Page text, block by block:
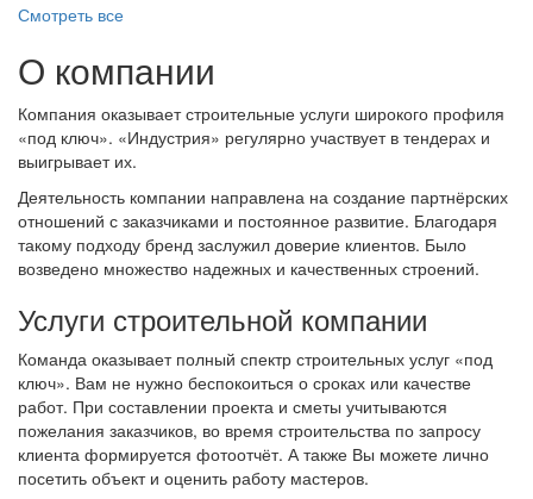
Смотреть все
О компании
Компания оказывает строительные услуги широкого профиля
«под ключ». «Индустрия» регулярно участвует в тендерах и
выигрывает их.
Деятельность компании направлена на создание партнёрских
отношений с заказчиками и постоянное развитие. Благодаря
такому подходу бренд заслужил доверие клиентов. Было
возведено множество надежных и качественных строений.
Услуги строительной компании
Команда оказывает полный спектр строительных услуг «под
ключ». Вам не нужно беспокоиться о сроках или качестве
работ. При составлении проекта и сметы учитываются
пожелания заказчиков, во время строительства по запросу
клиента формируется фотоотчёт. А также Вы можете лично
посетить объект и оценить работу мастеров.